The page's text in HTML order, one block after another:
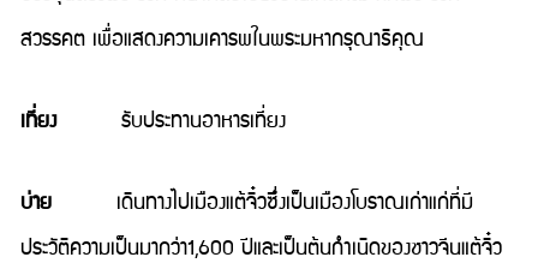
สวรรคต เพื่อแสดงความเคารพในพระมหากรุณาธิคุณ
เที่ยง รับประทานอาหารเที่ยง
บ่าย เดินทางไปเมืองแต้จิ๋วซึ่งเป็นเมืองโบราณเก่าแก่ที่มี
ประวัติความเป็นมากว่า1,600 ปีและเป็นต้นกำเนิดของชาวจีนแต้จิ๋ว